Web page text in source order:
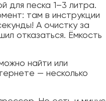
для песка 1–3 литра.
там в инструкции
А очистку за
отказаться. Ёмкость
найти или
— несколько